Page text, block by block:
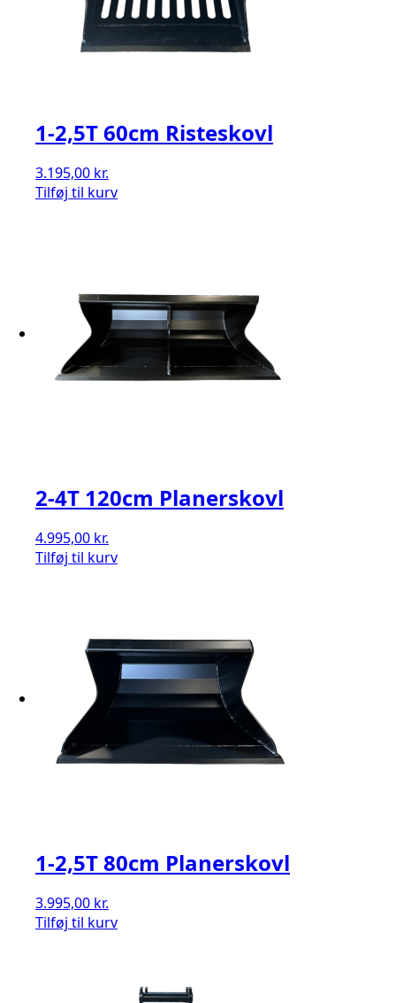
1-2,5T 60cm Risteskovl
3.195,00 kr.
Tilføj til kurv
2-4T 120cm Planerskovl
4.995,00 kr.
Tilføj til kurv
1-2,5T 80cm Planerskovl
3.995,00 kr.
Tilføj til kurv